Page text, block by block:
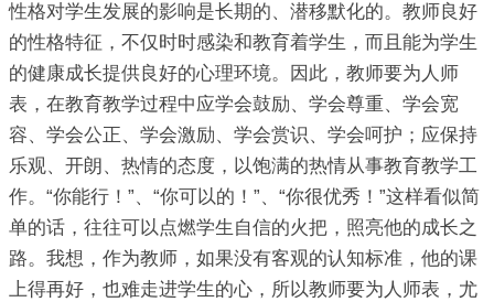
性格对学生发展的影响是长期的、潜移默化的。教师良好
的性格特征，不仅时时感染和教育着学生，而且能为学生
的健康成长提供良好的心理环境。因此，教师要为人师
表，在教育教学过程中应学会鼓励、学会尊重、学会宽
容、学会公正、学会激励、学会赏识、学会呵护；应保持
乐观、开朗、热情的态度，以饱满的热情从事教育教学工
作。“你能行！”、“你可以的！”、“你很优秀！”这样看似简
单的话，往往可以点燃学生自信的火把，照亮他的成长之
路。我想，作为教师，如果没有客观的认知标准，他的课
上得再好，也难走进学生的心，所以教师要为人师表，尤